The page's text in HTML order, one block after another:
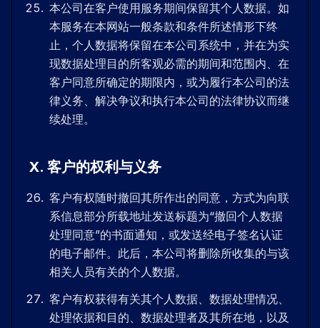
本公司在客户使用服务期间保留其个人数据。如
本服务在本网站一般条款和条件所述情形下终
止，个人数据将保留在本公司系统中，并在为实
现数据处理目的所客观必需的期间和范围内、在
客户同意所确定的期限内，或为履行本公司的法
律义务、解决争议和执行本公司的法律协议而继
续处理。
X. 客户的权利与义务
客户有权随时撤回其所作出的同意，方式为向联
系信息部分所载地址发送标题为“撤回个人数据
处理同意”的书面通知，或发送经电子签名认证
的电子邮件。此后，本公司将删除所收集的与该
相关人员有关的个人数据。
客户有权获得有关其个人数据、数据处理情况、
处理依据和目的、数据处理者及其所在地，以及